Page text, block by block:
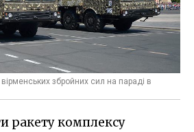
збройних сил на параді в
ракету комплексу